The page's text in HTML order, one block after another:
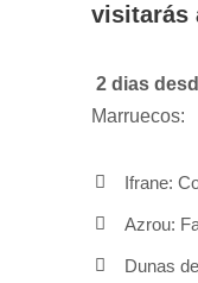
visitarás
2 dias
Marruecos:
Ifrane:
Azrou:
Dunas